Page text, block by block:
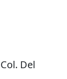
Col. Del